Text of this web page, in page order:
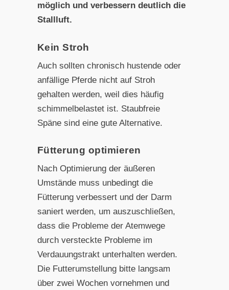
möglich und verbessern deutlich die
Stallluft.
Kein Stroh
Auch sollten chronisch hustende oder
anfällige Pferde nicht auf Stroh
gehalten werden, weil dies häufig
schimmelbelastet ist. Staubfreie
Späne sind eine gute Alternative.
Fütterung optimieren
Nach Optimierung der äußeren
Umstände muss unbedingt die
Fütterung verbessert und der Darm
saniert werden, um auszuschließen,
dass die Probleme der Atemwege
durch versteckte Probleme im
Verdauungstrakt unterhalten werden.
Die Futterumstellung bitte langsam
über zwei Wochen vornehmen und